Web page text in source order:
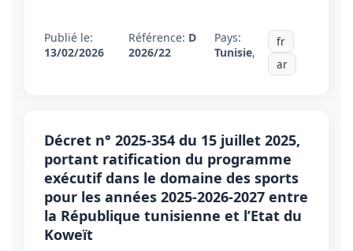
Publié le:
13/02/2026
Référence: D
2026/22
Pays:
Tunisie,
fr
ar
Décret n° 2025-354 du 15 juillet 2025,
portant ratification du programme
exécutif dans le domaine des sports
pour les années 2025-2026-2027 entre
la République tunisienne et l’Etat du
Koweït